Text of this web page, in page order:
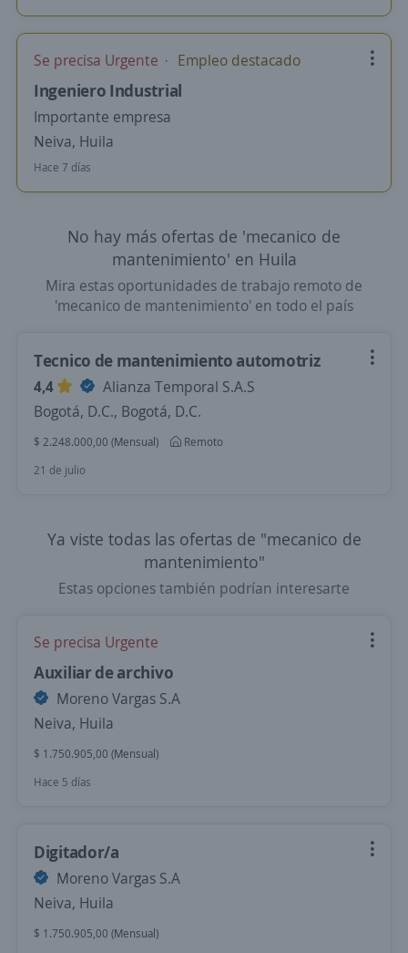
Se precisa Urgente Empleo destacado
Ingeniero Industrial
Importante empresa
Neiva, Huila
Hace 7 días
No hay más ofertas de 'mecanico de
mantenimiento' en Huila
Mira estas oportunidades de trabajo remoto de
'mecanico de mantenimiento' en todo el país
Tecnico de mantenimiento automotriz
4,4
Alianza Temporal S.A.S
Bogotá, D.C., Bogotá, D.C.
$ 2.248.000,00 (Mensual)
Remoto
21 de julio
Ya viste todas las ofertas de "mecanico de
mantenimiento"
Estas opciones también podrían interesarte
Se precisa Urgente
Auxiliar de archivo
Moreno Vargas S.A
Neiva, Huila
$ 1.750.905,00 (Mensual)
Hace 5 días
Digitador/a
Moreno Vargas S.A
Neiva, Huila
$ 1.750.905,00 (Mensual)